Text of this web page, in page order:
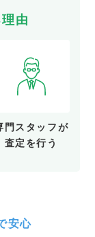
由
門スタッフが
査定を行う
安心